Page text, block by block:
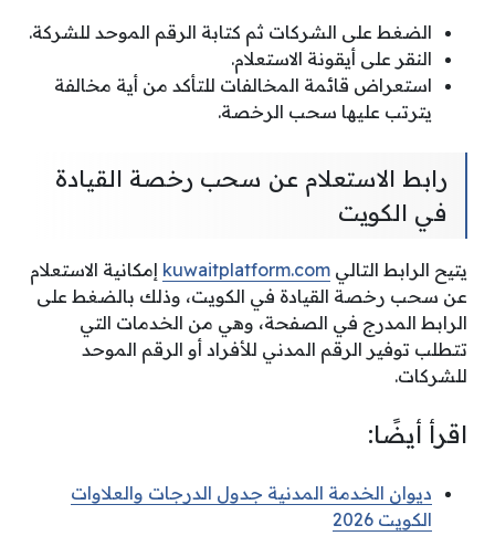
الضغط على الشركات ثم كتابة الرقم الموحد للشركة.
النقر على أيقونة الاستعلام.
استعراض قائمة المخالفات للتأكد من أية مخالفة
يترتب عليها سحب الرخصة.
رابط الاستعلام عن سحب رخصة القيادة
في الكويت
يتيح الرابط التالي kuwaitplatform.com إمكانية الاستعلام
عن سحب رخصة القيادة في الكويت، وذلك بالضغط على
الرابط المدرج في الصفحة، وهي من الخدمات التي
تتطلب توفير الرقم المدني للأفراد أو الرقم الموحد
للشركات.
اقرأ أيضًا:
ديوان الخدمة المدنية جدول الدرجات والعلاوات
الكويت 2026